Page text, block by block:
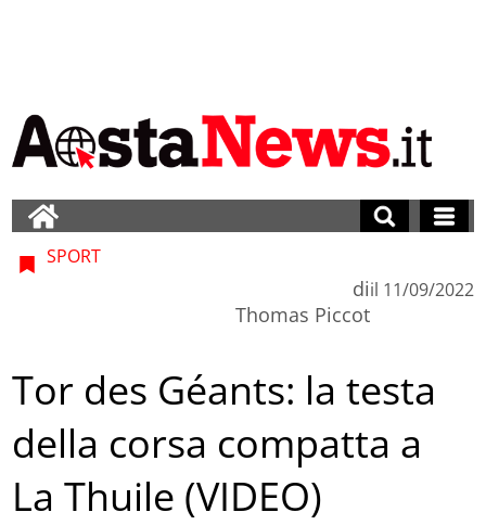
SPORT
di
Thomas Piccot
il 11/09/2022
Tor des Géants: la testa
della corsa compatta a
La Thuile (VIDEO)